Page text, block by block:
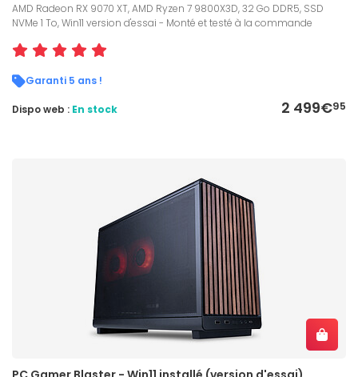
AMD Radeon RX 9070 XT, AMD Ryzen 7 9800X3D, 32 Go DDR5, SSD
NVMe 1 To, Win11 version d'essai - Monté et testé à la commande
Garanti 5 ans !
2 499€95
Dispo web : En stock